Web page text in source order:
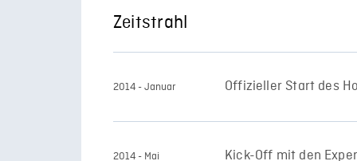
Zeitstrahl
2014 - Januar Offizieller Start des
2014 - Mai Kick-Off mit den